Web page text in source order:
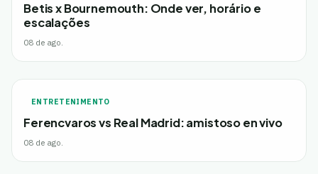
Betis x Bournemouth: Onde ver, horário e
escalações
08 de ago.
ENTRETENIMENTO
Ferencvaros vs Real Madrid: amistoso en vivo
08 de ago.